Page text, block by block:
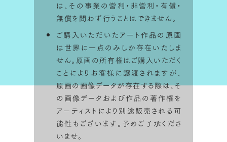
は、その事業の営利・非営利・有償・
無償を問わず行うことはできません。
ご購入いただいたアート作品の原画
は世界に一点のみしか存在いたしま
せん。原画の所有権はご購入いただく
ことによりお客様に譲渡されますが、
原画の画像データが存在する際は、そ
の画像データおよび作品の著作権を
アーティストにより別途販売される可
能性もございます。予めご了承くださ
いませ。
STEP 1